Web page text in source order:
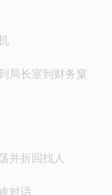
局长室到财务窠
并折回找人
对话